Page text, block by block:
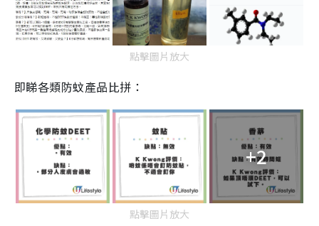
點擊圖片放大
即睇各類防蚊產品比拼：
+2
點擊圖片放大